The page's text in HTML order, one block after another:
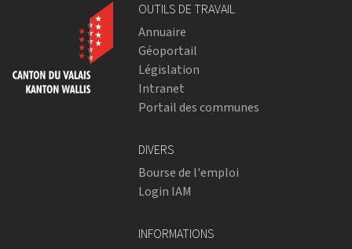
OUTILS DE TRAVAIL
Annuaire
Géoportail
Législation
Intranet
Portail des communes
DIVERS
Bourse de l'emploi
Login IAM
INFORMATIONS